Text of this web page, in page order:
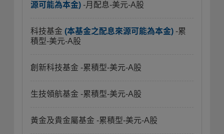
源可能為本金) -月配息-美元-A股
科技基金 (本基金之配息來源可能為本金) -累
積型-美元-A股
創新科技基金 -累積型-美元-A股
生技領航基金 -累積型-美元-A股
黃金及貴金屬基金 -累積型-美元-A股